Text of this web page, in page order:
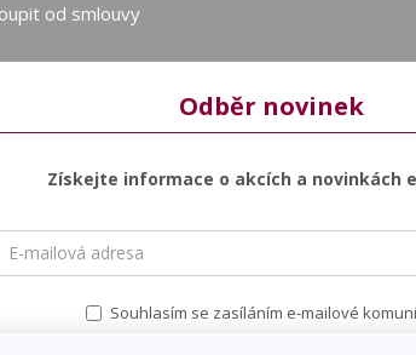
od smlouvy
Odběr novinek
Získejte informace o akcích a novinkách
Souhlasím se zasíláním e-mailové